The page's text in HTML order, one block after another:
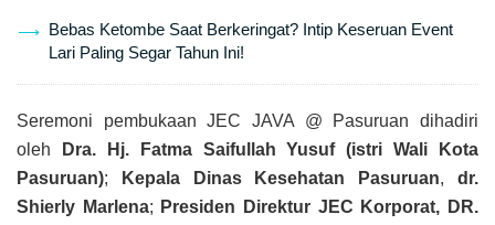
Bebas Ketombe Saat Berkeringat? Intip Keseruan Event
Lari Paling Segar Tahun Ini!
Seremoni pembukaan JEC JAVA @ Pasuruan dihadiri
oleh
Dra. Hj. Fatma Saifullah Yusuf (istri Wali Kota
Pasuruan); Kepala Dinas Kesehatan Pasuruan,dr.
Shierly Marlena; Presiden Direktur JEC Korporat, DR.